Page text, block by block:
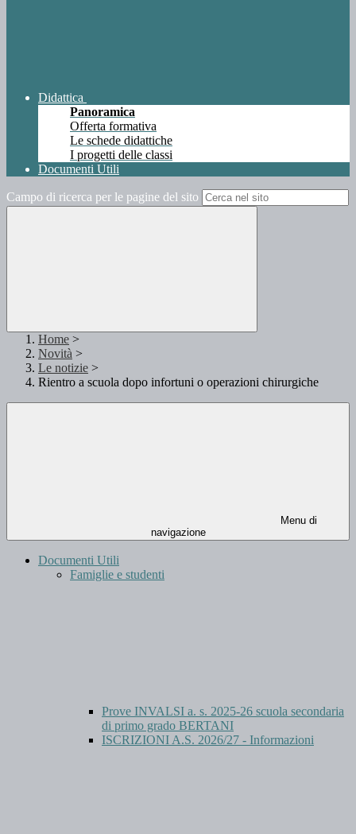
Didattica
Panoramica
Offerta formativa
Le schede didattiche
I progetti delle classi
Documenti Utili
Campo di ricerca per le pagine del sito
Home >
Novità >
Le notizie >
Rientro a scuola dopo infortuni o operazioni chirurgiche
Menu di
navigazione
Documenti Utili
Famiglie e studenti
Prove INVALSI a. s. 2025-26 scuola secondaria
di primo grado BERTANI
ISCRIZIONI A.S. 2026/27 - Informazioni